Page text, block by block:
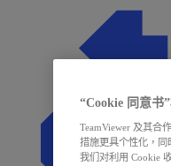
“Cookie 同意书
TeamViewer 及其合
措施更具个性化，同
我们对利用 Cookie